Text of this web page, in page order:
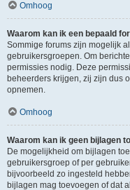
Omhoog
Waarom kan ik een bepaald
Sommige forums zijn mogelijk
gebruikersgroepen. Om
permissies nodig. Deze
beheerders krijgen, zij zijn dus
opnemen.
Omhoog
Waarom kan ik geen bijlagen
De mogelijkheid om bijlagen
gebruikersgroep of per
bijvoorbeeld zo ingesteld
bijlagen mag toevoegen of dat